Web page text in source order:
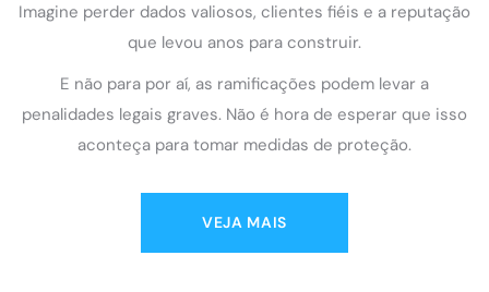
Imagine perder dados valiosos, clientes fiéis e a reputação
que levou anos para construir.
E não para por aí, as ramificações podem levar a
penalidades legais graves. Não é hora de esperar que isso
aconteça para tomar medidas de proteção.
VEJA MAIS